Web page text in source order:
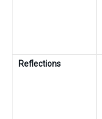
Reflections